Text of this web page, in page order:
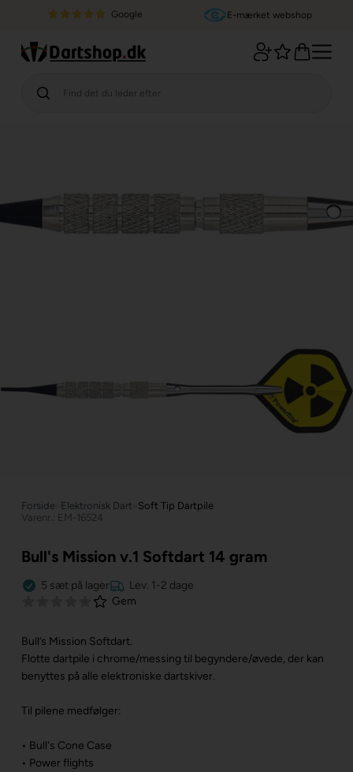
Google E-mærket webshop
Forside Elektronisk Dart
Soft Tip Dartpile
Varenr.: EM-16524
Bull's Mission v.1 Softdart 14 gram
5 sæt på lager
Lev. 1-2 dage
Gem
Bull’s Mission Softdart.
Flotte dartpile i chrome/messing til begyndere/øvede, der kan
benyttes på alle elektroniske dartskiver.
Til pilene medfølger:
• Bull's Cone Case
• Power flights